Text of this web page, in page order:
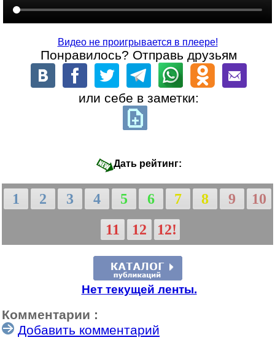
Видео не проигрывается в плеере!
Понравилось? Отправь друзьям
или себе в заметки:
Дать рейтинг:
1 2 3 4 5 6 7 8 9
10
11
12 12!
Нет текущей ленты.
Комментарии :
Добавить комментарий